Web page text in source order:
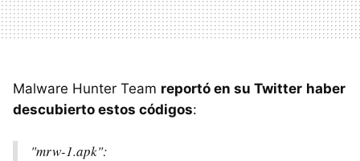
Malware Hunter Team reportó en su Twitter haber
descubierto estos códigos:
"mrw-1.apk":